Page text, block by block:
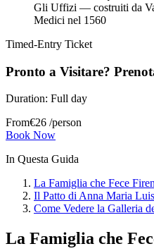
Gli Uffizi — costruiti da
Medici nel 1560
Timed-Entry Ticket
Pronto a Visitare?
Duration: Full day
From€26 /person
Book Now
In Questa Guida
La Famiglia che Fece
Il Patto di Anna Maria
Come Vedere la Galleria
La Famiglia che